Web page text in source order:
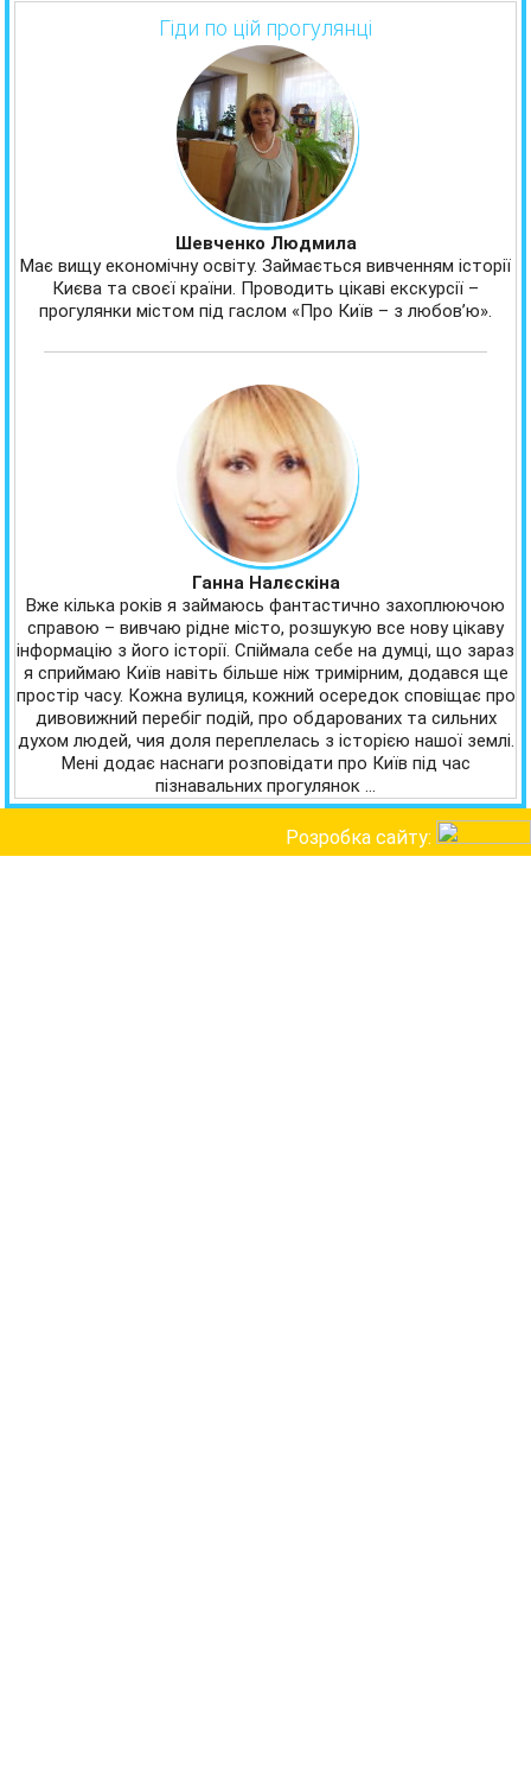
Гіди по цій прогулянці
Шевченко Людмила
Має вищу економічну освіту. Займається вивченням історії
Києва та своєї країни. Проводить цікаві екскурсії –
прогулянки містом під гаслом «Про Київ – з любов’ю».
Ганна Налєскіна
Вже кілька років я займаюсь фантастично захоплюючою
справою – вивчаю рідне місто, розшукую все нову цікаву
інформацію з його історії. Спіймала себе на думці, що зараз
я сприймаю Київ навіть більше ніж тримірним, додався ще
простір часу. Кожна вулиця, кожний осередок сповіщає про
дивовижний перебіг подій, про обдарованих та сильних
духом людей, чия доля переплелась з історією нашої землі.
Мені додає наснаги розповідати про Київ під час
пізнавальних прогулянок …
Розробка сайту: